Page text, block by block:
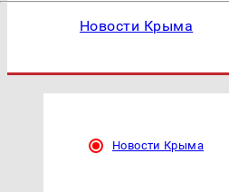
Новости Крыма
Новости Крыма